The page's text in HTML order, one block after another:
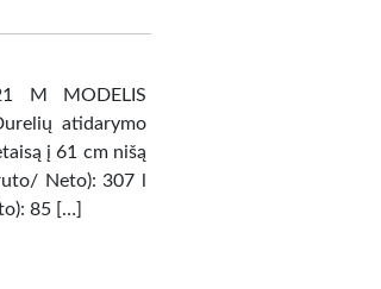
M MODELIS
atidarymo
į 61 cm nišą
Neto): 307 l
85 […]